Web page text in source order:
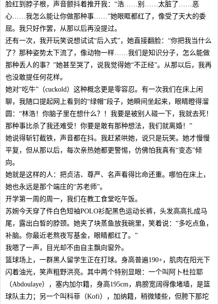
脸红到脖子根，声音颤抖着推开我：“浩……别……太脏了……恶
心……我怎么能让你做那种事……”她眼眶都红了，像受了天大的委
屈。我只好作罢，从那以后再没提过。
还有一次，我开玩笑说想试试“后入式”，她直接翻脸：“你把我当什么
了？那种姿势太下流了，像动物一样……我们是知识分子，怎么能做
那种丢人的事？”她甚至哭了，说我觉得她“不正经”。从那以后，我再
也没敢提任何花样。
她对“吃牛”（cuckold）这种概念更是零容忍。有一次我们在床上闲
聊，我随口提起网上看到的“绿帽”段子，她瞬间坐起来，眼睛瞪得溜
圆：“林浩！你脑子里在想什么？！我要是被别人碰一下，我就去死！
那种事比杀了我还难受！你要是敢有那种想法，我们就离婚！”
她说得斩钉截铁，声音都在抖。我赶紧哄她，说只是玩笑。她才慢慢
平复，但从那以后，每次亲热她都更警惕，仿佛怕我真有“变态”倾
向。
她就是这样的人：把贞洁、尊严、名声看得比命还重。哪怕在床上，
她也永远是那个端庄的“苏老师”。
开学第一周的周一，我们在教工食堂吃午饭。
苏婉今天穿了件白色短袖POLO衫配黑色运动长裤，头发高高扎成马
尾，露出白皙的脖颈。她夹了块蒸鱼放我碗里，笑着说：“多吃点鱼，
补脑。你最近老熬夜写基金，眼睛都红了。”
我嗯了一声，目光却不由自主飘向窗外。
篮球场上，一群黑人留学生正在打球。身高普遍190+，肌肉在阳光下
闪着油光，笑声粗野洪亮。其中两个特别显眼：一个叫阿卜杜拉耶
（Abdoulaye），塞内加尔籍，身高195cm，肩膀宽阔得像堵墙，是篮
球队主力；另一个叫科菲（Kofi），加纳籍，稍微矮些，但胯下那坨